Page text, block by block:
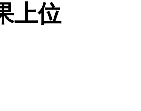
上位